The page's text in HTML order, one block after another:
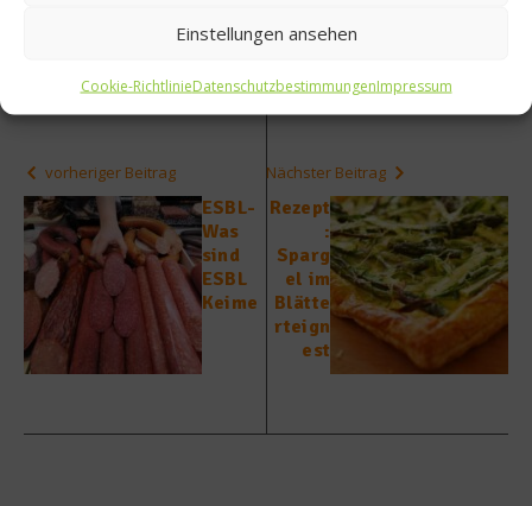
Einstellungen ansehen
Cookie-RichtlinieDatenschutzbestimmungenImpressum
vorheriger Beitrag
ESBL-
Was
sind
ESBL
Keime
Nächster Beitrag
Rezept
:
Sparg
el im
Blätte
rteign
est